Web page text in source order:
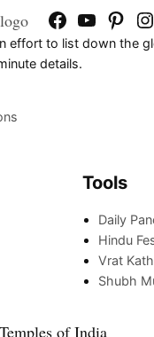
Facebook
Page
YouTubePinterest
effort to list down the
details.
Tools
Daily
Hindu
Vrat
Shubh
of India